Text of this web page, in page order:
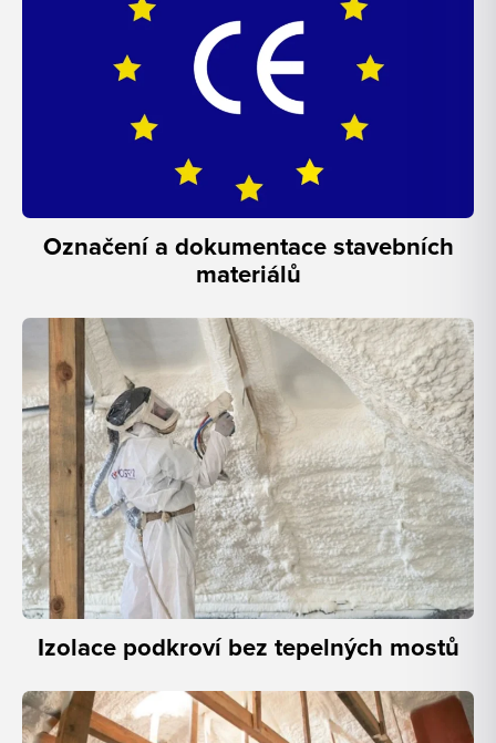
Označení a dokumentace stavebních
materiálů
Izolace podkroví bez tepelných mostů